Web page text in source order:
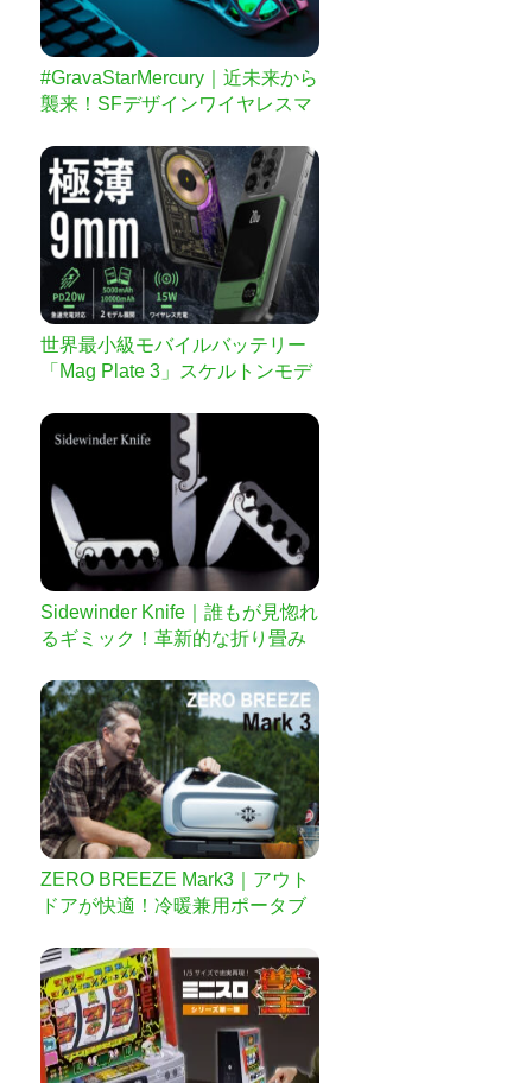
#GravaStarMercury｜近未来から
襲来！SFデザインワイヤレスマ
世界最小級モバイルバッテリー
「Mag Plate 3」スケルトンモデ
Sidewinder Knife｜誰もが見惚れ
るギミック！革新的な折り畳み
ZERO BREEZE Mark3｜アウト
ドアが快適！冷暖兼用ポータブ